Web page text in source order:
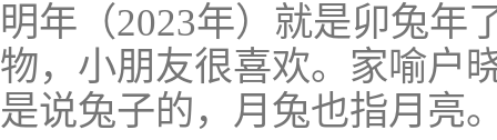
明年（2023年）就是卯兔年
物，小朋友很喜欢。家喻户
是说兔子的，月兔也指月亮